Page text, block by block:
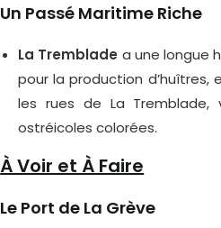
Un Passé Maritime Riche
La Tremblade a une longue
pour la production d’huîtres,
les rues de La Tremblade,
ostréicoles colorées.
À Voir et À Faire
Le Port de La Grève